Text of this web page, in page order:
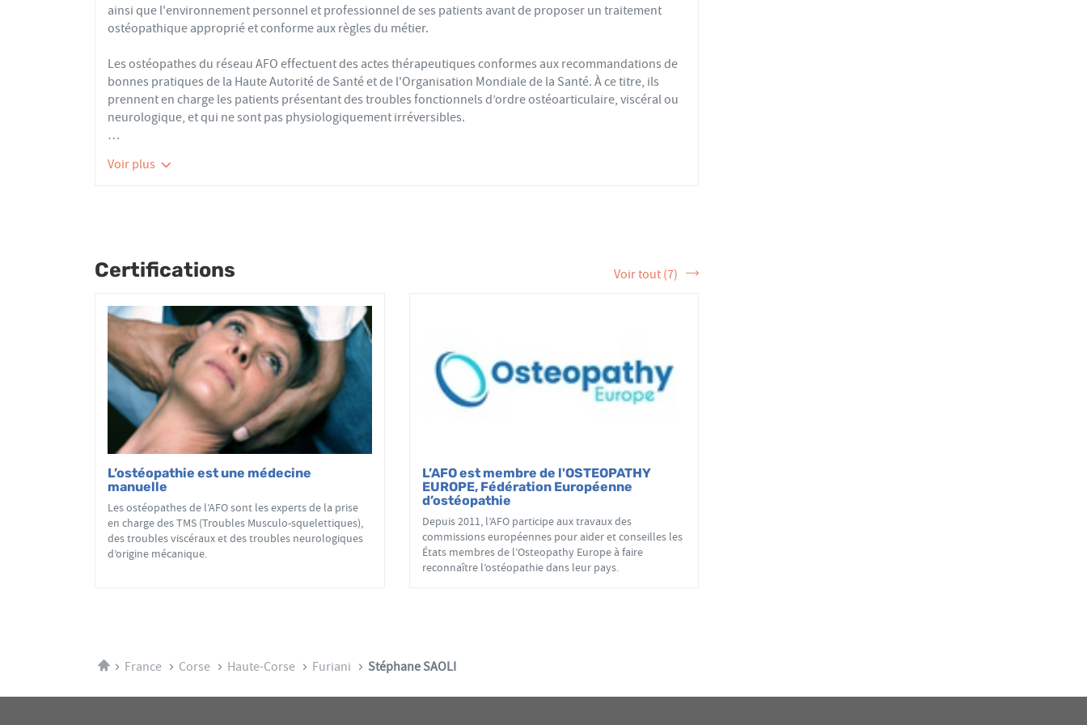
ainsi que l'environnement personnel et professionnel de ses patients avant de proposer un traitement
ostéopathique approprié et conforme aux règles du métier.
Les ostéopathes du réseau AFO effectuent des actes thérapeutiques conformes aux recommandations de
bonnes pratiques de la Haute Autorité de Santé et de l'Organisation Mondiale de la Santé. À ce titre, ils
prennent en charge les patients présentant des troubles fonctionnels d’ordre ostéoarticulaire, viscéral ou
neurologique, et qui ne sont pas physiologiquement irréversibles.
tous les patients reçoivent un traitement ostéopathique par mobilisations ou manipulations des sphères
pour avoir le droit d'user du titre d’ostéopathe et d'exercer les actes ostéopathiques.
Voir plus
Certifications
L’ostéopathie est une médecine
manuelle
Les ostéopathes de l’AFO sont les experts de la prise
en charge des TMS (Troubles Musculo-squelettiques),
des troubles viscéraux et des troubles neurologiques
d’origine mécanique.
L’AFO est membre de l'OSTEOPATHY
EUROPE, Fédération Européenne
d’ostéopathie
Depuis 2011, l’AFO participe aux travaux des
commissions européennes pour aider et conseilles les
États membres de l’Osteopathy Europe à faire
reconnaître l’ostéopathie dans leur pays.
Voir tout (7)
AccueilFrance Corse Haute-Corse Furiani Stéphane SAOLI